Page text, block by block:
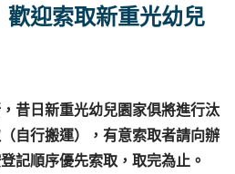
歡迎索取新重光幼兒
昔日新重光幼兒園家俱將進行汰
自行搬運），有意索取者請向辦
記順序優先索取，取完為止。